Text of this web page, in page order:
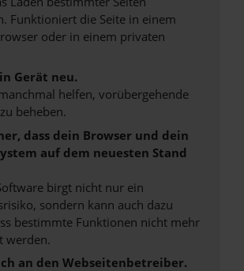
Funktioniert die Seite in einem
oder in einem privaten
Gerät neu.
helfen, vorübergehende
beheben.
dass dein Browser und dein
auf dem neuesten Stand
birgt nicht nur ein
sondern kann auch dazu
bestimmte Funktionen nicht mehr
werden.
an den Webseitenbetreiber.